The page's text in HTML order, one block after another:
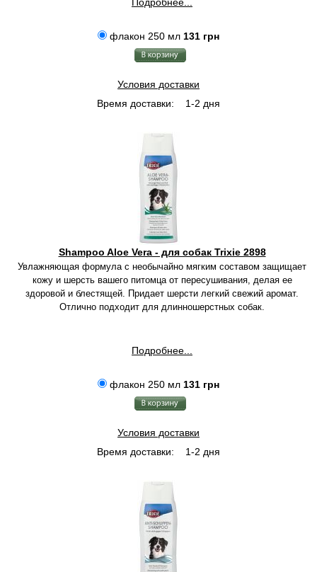
флакон 250 мл 131 грн
Условия доставки
Время доставки:
1-2 дня
Shampoo Aloe Vera - для собак Trixie 2898
Увлажняющая формула с необычайно мягким составом защищает
кожу и шерсть вашего питомца от пересушивания, делая ее
здоровой и блестящей. Придает шерсти легкий свежий аромат.
Отлично подходит для длинношерстных собак.
Подробнее...
флакон 250 мл 131 грн
Условия доставки
Время доставки:
1-2 дня